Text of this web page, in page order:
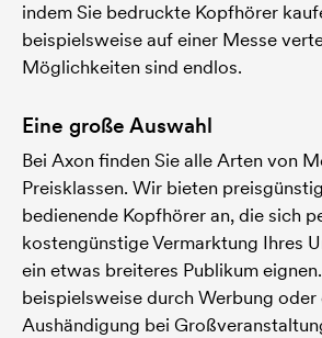
indem Sie bedruckte Kopfhörer
beispielsweise auf einer Messe
Möglichkeiten sind endlos.
Eine große Auswahl
Bei Axon finden Sie alle Arten von
Preisklassen. Wir bieten
bedienende Kopfhörer an, die sich
kostengünstige Vermarktung Ihres
ein etwas breiteres Publikum
beispielsweise durch Werbung oder
Aushändigung bei